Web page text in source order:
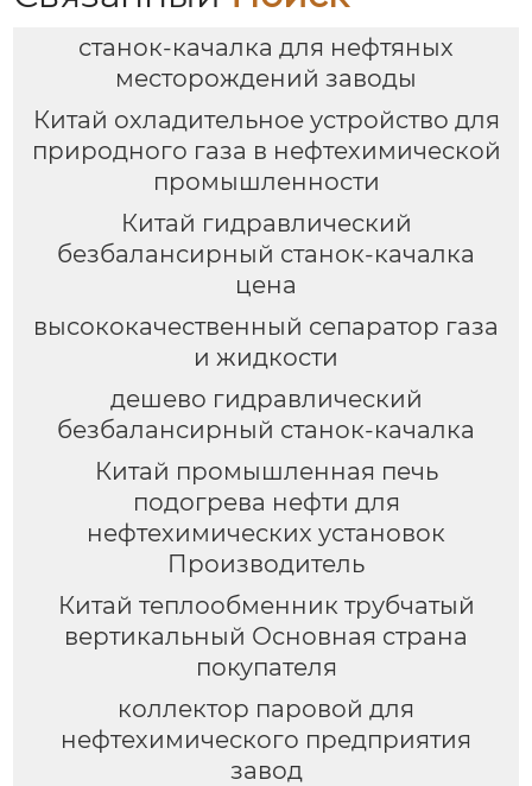
станок-качалка для нефтяных
месторождений заводы
Китай охладительное устройство для
природного газа в нефтехимической
промышленности
Китай гидравлический
безбалансирный станок-качалка
цена
высококачественный сепаратор газа
и жидкости
дешево гидравлический
безбалансирный станок-качалка
Китай промышленная печь
подогрева нефти для
нефтехимических установок
Производитель
Китай теплообменник трубчатый
вертикальный Основная страна
покупателя
коллектор паровой для
нефтехимического предприятия
завод